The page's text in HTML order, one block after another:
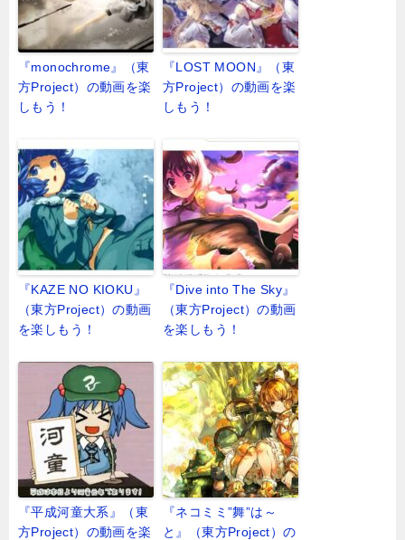
『monochrome』（東
方Project）の動画を楽
しもう！
『LOST MOON』（東
方Project）の動画を楽
しもう！
『KAZE NO KIOKU』
（東方Project）の動画
を楽しもう！
『Dive into The Sky』
（東方Project）の動画
を楽しもう！
『平成河童大系』（東
方Project）の動画を楽
『ネコミミ”舞”は～
と』（東方Project）の